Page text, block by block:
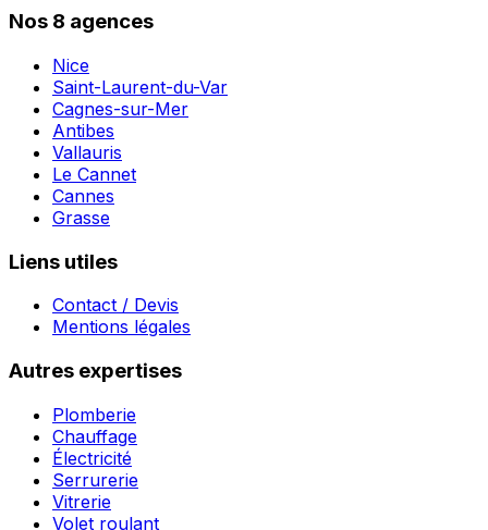
Nos 8 agences
Nice
Saint-Laurent-du-Var
Cagnes-sur-Mer
Antibes
Vallauris
Le Cannet
Cannes
Grasse
Liens utiles
Contact / Devis
Mentions légales
Autres expertises
Plomberie
Chauffage
Électricité
Serrurerie
Vitrerie
Volet roulant